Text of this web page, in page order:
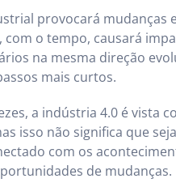
provocará mudanças
com o tempo, causará
na mesma direção
mais curtos.
a indústria 4.0 é vista
isso não significa que
com os
de mudanças.